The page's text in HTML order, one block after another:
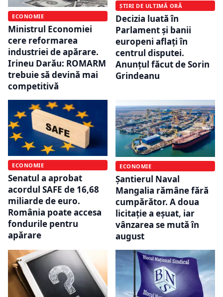
ECONOMIE
Ministrul Economiei
cere reformarea
industriei de apărare.
Irineu Darău: ROMARM
trebuie să devină mai
competitivă
ȘTIRI DE ULTIMĂ ORĂ
Decizia luată în
Parlament și banii
europeni aflați în
centrul disputei.
Anunțul făcut de Sorin
Grindeanu
ECONOMIE
Senatul a aprobat
acordul SAFE de 16,68
miliarde de euro.
România poate accesa
fondurile pentru
apărare
ECONOMIE
Șantierul Naval
Mangalia rămâne fără
cumpărător. A doua
licitație a eșuat, iar
vânzarea se mută în
august